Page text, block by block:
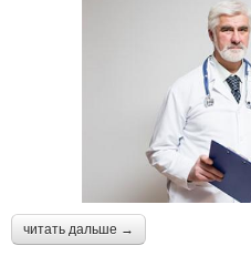
читать дальше →